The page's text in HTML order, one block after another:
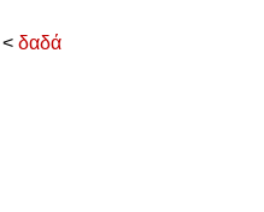
< δαδά